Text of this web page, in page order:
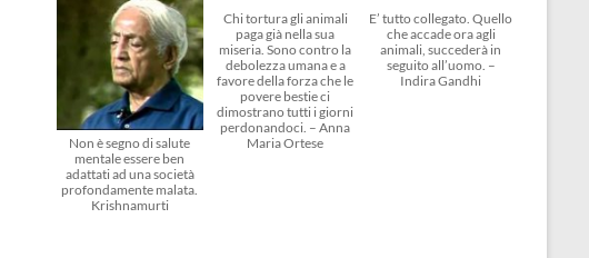
Non è segno di salute
mentale essere ben
adattati ad una società
profondamente malata.
Krishnamurti
Chi tortura gli animali
paga già nella sua
miseria. Sono contro la
debolezza umana e a
favore della forza che le
povere bestie ci
dimostrano tutti i giorni
perdonandoci. – Anna
Maria Ortese
E’ tutto collegato. Quello
che accade ora agli
animali, succederà in
seguito all’uomo. –
Indira Gandhi